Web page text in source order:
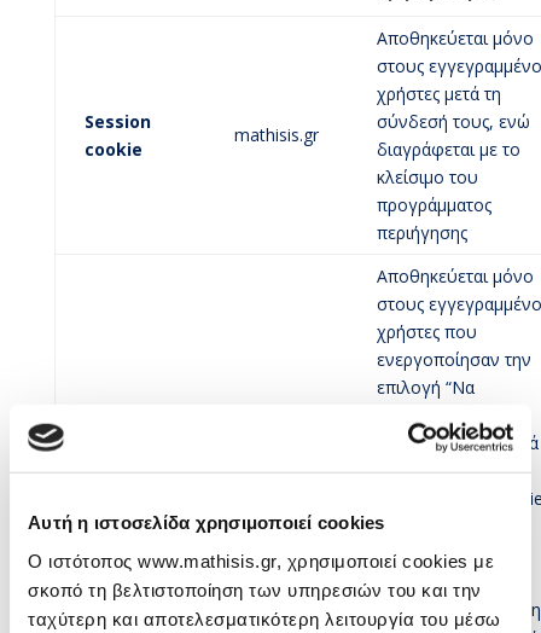
Αυτή η ιστοσελίδα χρησιμοποιεί cookies
Ο ιστότοπος www.mathisis.gr, χρησιμοποιεί cookies με
σκοπό τη βελτιστοποίηση των υπηρεσιών του και την
ταχύτερη και αποτελεσματικότερη λειτουργία του μέσω
Session
cookie
mathisis.gr
Αποθηκεύεται μόνο
στους
χρήστες μετά τη
σύνδεσή τους, ενώ
διαγράφεται με το
κλείσιμο του
προγράμματος
περιήγησης
Αποθηκεύεται μόνο
στους
χρήστες που
ενεργοποίησαν την
επιλογή “Να
συνδεδεμένος”
σύνδεσή τους. Το
συγκεκριμένο
διαγράφεται μόνο
εφόσον ο χρήστης
επιλέξει να
αποσυνδεθεί από